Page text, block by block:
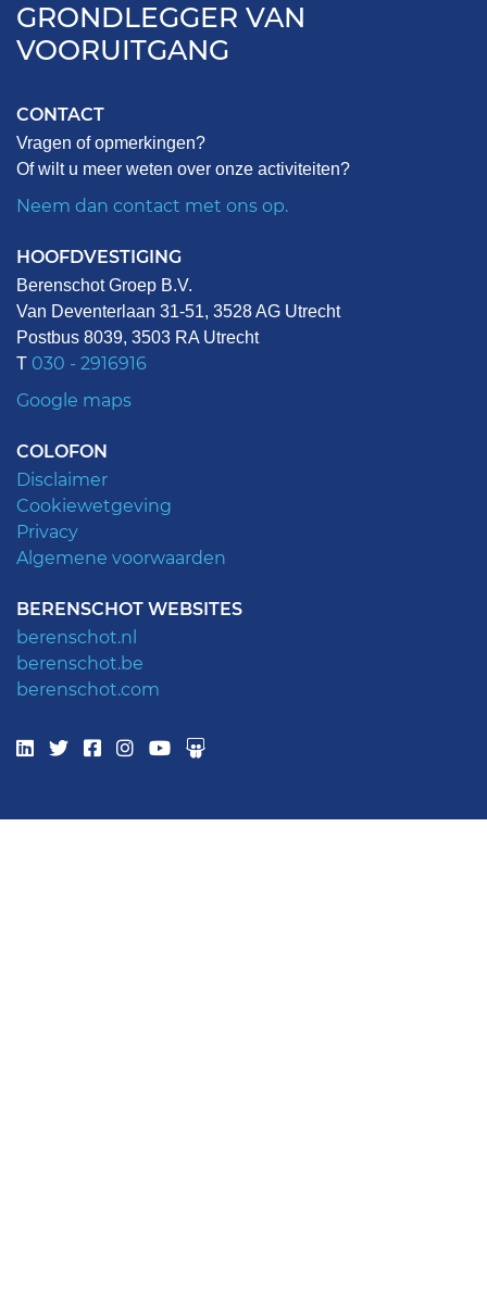
GRONDLEGGER VAN
VOORUITGANG
CONTACT
Vragen of opmerkingen?
Of wilt u meer weten over onze activiteiten?
Neem dan contact met ons op.
HOOFDVESTIGING
Berenschot Groep B.V.
Van Deventerlaan 31-51, 3528 AG Utrecht
Postbus 8039, 3503 RA Utrecht
T 030 - 2916916
Google maps
COLOFON
Disclaimer
Cookiewetgeving
Privacy
Algemene voorwaarden
BERENSCHOT WEBSITES
berenschot.nl
berenschot.be
berenschot.com